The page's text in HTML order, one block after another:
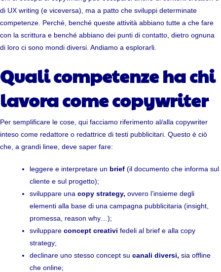
di UX writing (e viceversa), ma a patto che sviluppi determinate
competenze. Perché, benché queste attività abbiano tutte a che fare
con la scrittura e benché abbiano dei punti di contatto, dietro ognuna
di loro ci sono mondi diversi. Andiamo a esplorarli.
Quali competenze ha chi
lavora come copywriter
Per semplificare le cose, qui facciamo riferimento al/alla copywriter
inteso come redattore o redattrice di testi pubblicitari. Questo è ciò
che, a grandi linee, deve saper fare:
leggere e interpretare un brief (il documento che informa sul
cliente e sul progetto);
sviluppare una copy strategy, ovvero l’insieme degli
elementi alla base di una campagna pubblicitaria (insight,
promessa, reason why…);
sviluppare concept creativi fedeli al brief e alla copy
strategy;
declinare uno stesso concept su canali diversi, sia offline
che online;